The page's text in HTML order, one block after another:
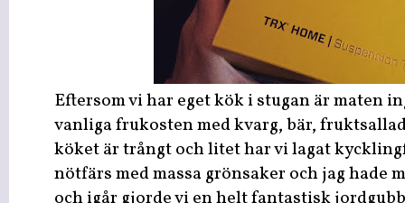
Eftersom vi har eget kök i stugan är maten
vanliga frukosten med kvarg, bär,
köket är trångt och litet har vi lagat
nötfärs med massa grönsaker och jag hade